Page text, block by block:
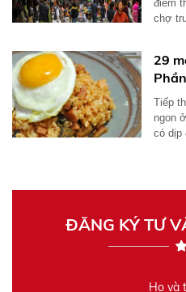
điểm
chợ
29
Tiếp
ngon
có dịp
ĐĂNG KÝ TƯ